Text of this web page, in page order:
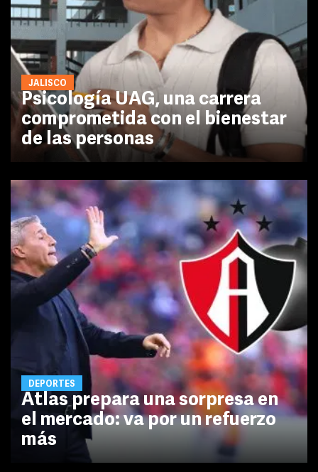
JALISCO
Psicología UAG, una carrera
comprometida con el bienestar
de las personas
DEPORTES
Atlas prepara una sorpresa en
el mercado: va por un refuerzo
más